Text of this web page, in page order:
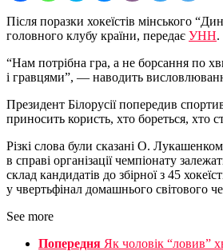
Після поразки хокеїстів мінського
головного клубу країни, передає УНН.
“Нам потрібна гра, а не борсання по
і гравцями”, — наводить
Президент Білорусії попередив
приносить користь, хто бореться, хто
Різкі слова були сказані О.
в справі організації чемпіонату
склад кандидатів до збірної з 45
у чвертьфінал домашнього світового
See more
Попередня Як чоловік “ловив”